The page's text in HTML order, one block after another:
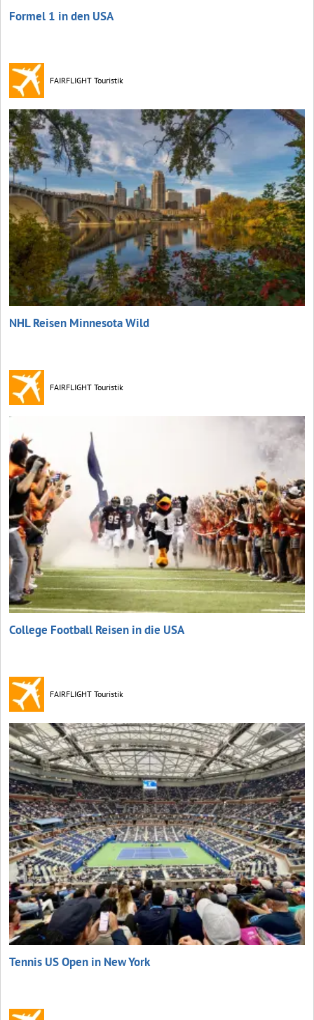
Formel 1 in den USA
FAIRFLIGHT Touristik
NHL Reisen Minnesota Wild
FAIRFLIGHT Touristik
College Football Reisen in die USA
FAIRFLIGHT Touristik
Tennis US Open in New York